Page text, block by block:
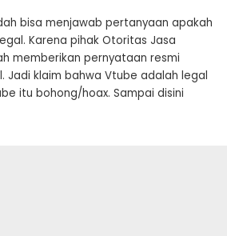
bisa menjawab pertanyaan apakah
Karena pihak Otoritas Jasa
memberikan pernyataan resmi
Jadi klaim bahwa Vtube adalah legal
itu bohong/hoax. Sampai disini